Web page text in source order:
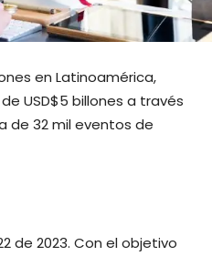
en Latinoamérica,
USD$5 billones a través
de 32 mil eventos de
de 2023. Con el objetivo